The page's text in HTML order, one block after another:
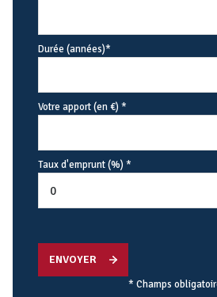
Durée (années)*
Votre apport (en €) *
Taux d'emprunt (%) *
ENVOYER
* Champs